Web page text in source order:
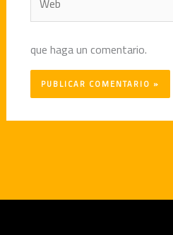
que haga un comentario.